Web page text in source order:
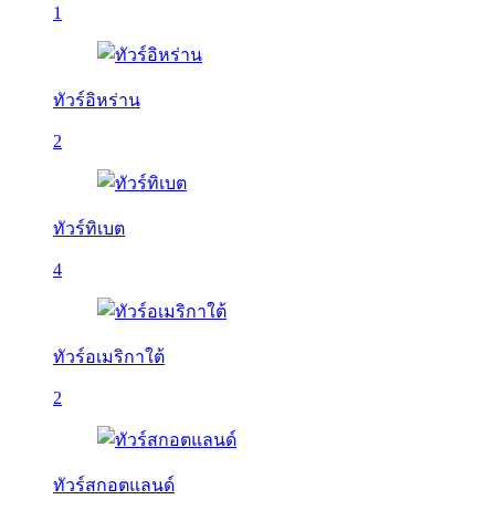
1
ทัวร์อิหร่าน
2
ทัวร์ทิเบต
4
ทัวร์อเมริกาใต้
2
ทัวร์สกอตแลนด์